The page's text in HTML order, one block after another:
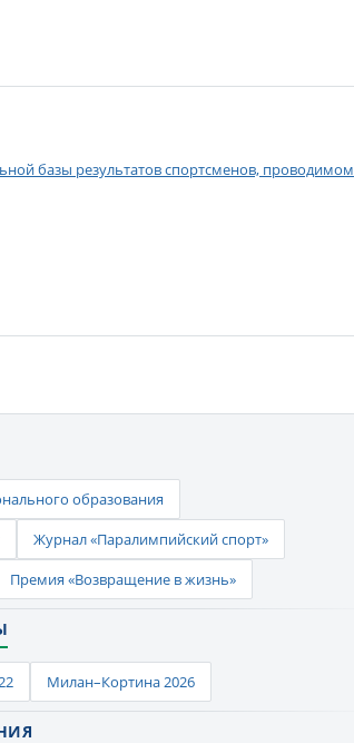
базы результатов спортсменов, проводимом
образования
Журнал «Паралимпийский спорт»
Премия «Возвращение в жизнь»
Милан–Кортина 2026